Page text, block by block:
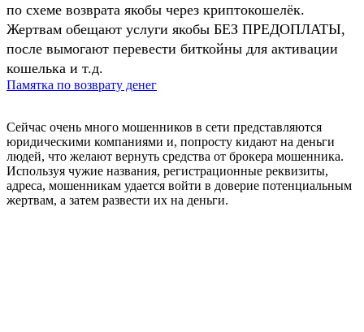
по схеме возврата якобы через криптокошелёк.
Жертвам обещают услуги якобы БЕЗ ПРЕДОПЛАТЫ,
после вымогают перевести биткойны для активации
кошелька и т.д.
Памятка по возврату денег
Сейчас очень много мошенников в сети представляются
юридическими компаниями и, попросту кидают на деньги
людей, что желают вернуть средства от брокера мошенника.
Используя чужие названия, регистрационные реквизиты,
адреса, мошенникам удается войти в доверие потенциальным
жертвам, а затем развести их на деньги.